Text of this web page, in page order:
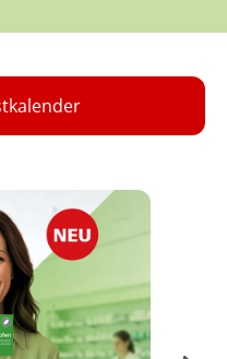
Eigenmarke:
der